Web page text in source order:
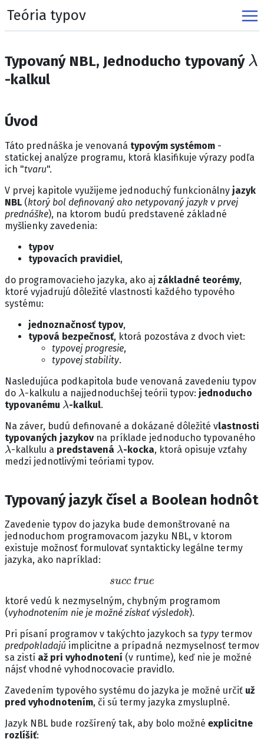
Teória typov
Typovaný NBL, Jednoducho typovaný
λ
-kalkul
Úvod
Táto prednáška je venovaná typovým systémom -
statickej analýze programu, ktorá klasifikuje výrazy podľa
ich "tvaru".
V prvej kapitole využijeme jednoduchý funkcionálny jazyk
NBL (ktorý bol definovaný ako netypovaný jazyk v prvej
prednáške), na ktorom budú predstavené základné
myšlienky zavedenia:
typov
typovacích pravidiel,
do programovacieho jazyka, ako aj základné teorémy,
ktoré vyjadrujú dôležité vlastnosti každého typového
systému:
jednoznačnosť typov,
typová bezpečnosť, ktorá pozostáva z dvoch viet:
typovej progresie,
typovej stability.
Nasledujúca podkapitola bude venovaná zavedeniu typov
do
λ
-kalkulu a najjednoduchšej teórii typov: jednoducho
typovanému
λ
-kalkul.
Na záver, budú definované a dokázané dôležité vlastnosti
typovaných jazykovna príklade jednoducho typovaného
λ
-kalkulu a predstavená
λ
-kocka, ktorá opisuje vzťahy
medzi jednotlivými teóriami typov.
Typovaný jazyk čísel a Boolean hodnôt
Zavedenie typov do jazyka bude demonštrované na
jednoduchom programovacom jazyku NBL, v ktorom
existuje možnosť formulovať syntakticky legálne termy
jazyka, ako napríklad:
succ true
ktoré vedú k nezmyselným, chybným programom
(vyhodnotením nie je možné získať výsledok).
Pri písaní programov v takýchto jazykoch sa typy termov
predpokladajú implicitne a prípadná nezmyselnosť termov
sa zistí až pri vyhodnotení (v runtime), keď nie je možné
nájsť vhodné vyhodnocovacie pravidlo.
Zavedením typového systému do jazyka je možné určiť už
pred vyhodnotením, či sú termy jazyka zmysluplné.
Jazyk NBL bude rozšírený tak, aby bolo možné explicitne
rozlíšiť: